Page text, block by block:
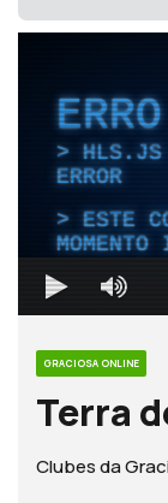
HLS.JS
ERROR
ESTE
GRACIOSA ONLINE
Terra
Clubes da